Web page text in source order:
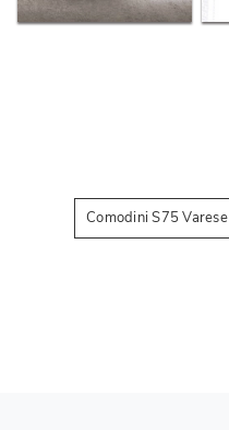
Comodini S75 Varese